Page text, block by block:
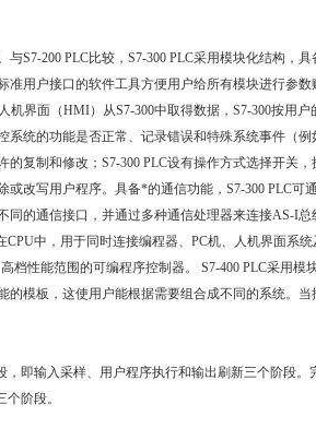
S7-200 PLC比较，S7-300 PLC采用模块化结构，
用户接口的软件工具方便用户给所有模块进行参
界面（HMI）从S7-300中取得数据，S7-300按用
系统的功能是否正常、记录错误和特殊系统事件（
复制和修改；S7-300 PLC设有操作方式选择开关
改写用户程序。具备*的通信功能，S7-300 PLC可
同的通信接口，并通过多种通信处理器来连接AS-I
中，用于同时连接编程器、PC机、人机界面系统
档性能范围的可编程序控制器。 S7-400 PLC采用
的模板，这使用户能根据需要组合成不同的系统。
即输入采样、用户程序执行和输出刷新三个阶段
阶段。